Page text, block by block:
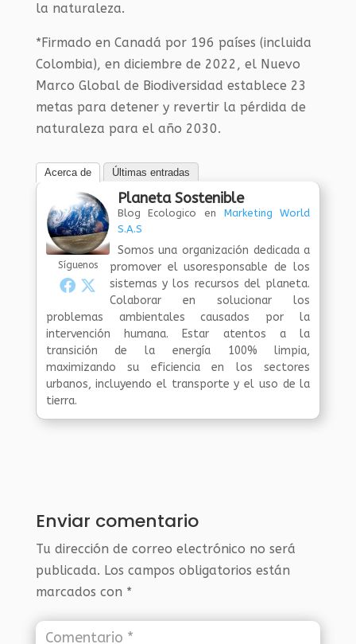
la naturaleza.
*Firmado en Canadá por 196 países (incluida
Colombia), en diciembre de 2022, el Nuevo
Marco Global de Biodiversidad establece 23
metas para detener y revertir la pérdida de
naturaleza para el año 2030.
Acerca de Últimas entradas
Síguenos
Planeta Sostenible
Blog Ecologico en Marketing World
S.A.S
Somos una organización dedicada a
promover el usoresponsable de los
sistemas y los recursos del planeta.
Colaborar en solucionar los
problemas ambientales causados por la
intervención humana. Estar atentos a la
transición de la energía 100% limpia,
maximizando su eficiencia en los sectores
urbanos, incluyendo el transporte y el uso de la
tierra.
Enviar comentario
Tu dirección de correo electrónico no será
publicada. Los campos obligatorios están
marcados con *